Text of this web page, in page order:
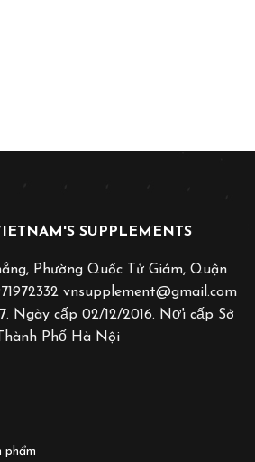
SUPPLEMENTS
Phường Quốc Tử Giám, Quận
vnsupplement@gmail.com
Ngày cấp 02/12/2016. Nơ̛i cấp Sở
Phố Hà Nội
phẩm